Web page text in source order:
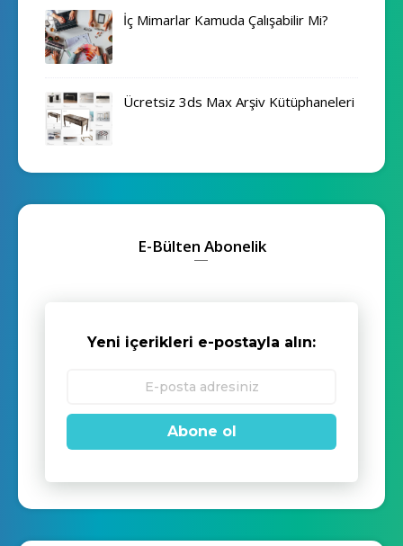
İç Mimarlar Kamuda Çalışabilir Mi?
Ücretsiz 3ds Max Arşiv Kütüphaneleri
E-Bülten Abonelik
Yeni içerikleri e-postayla alın:
Abone ol